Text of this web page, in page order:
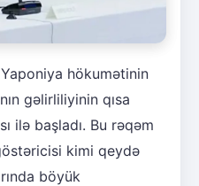
hökumətinin
gəlirliliyinin qısa
ilə başladı. Bu rəqəm
kimi qeydə
böyük